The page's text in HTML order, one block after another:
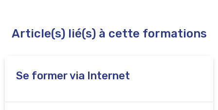
Article(s) lié(s) à cette formations
Se former via Internet